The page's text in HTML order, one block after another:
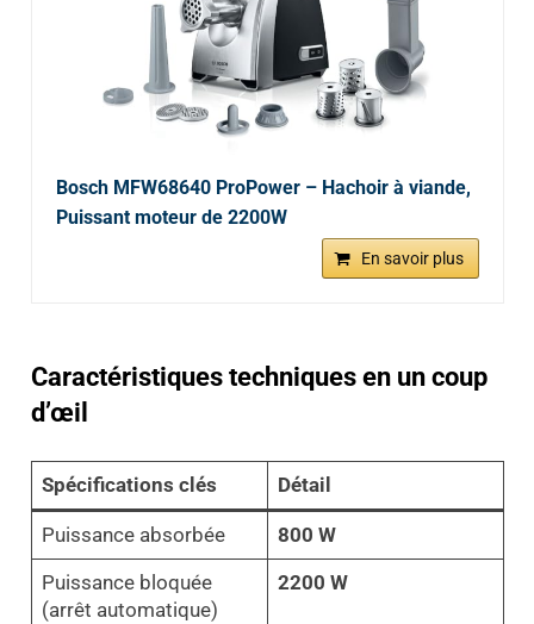
Bosch MFW68640 ProPower – Hachoir à viande,
Puissant moteur de 2200W
En savoir plus
Caractéristiques techniques en un coup
d’œil
Spécifications clés Détail
Puissance absorbée
800 W
Puissance bloquée
(arrêt automatique)
2200 W